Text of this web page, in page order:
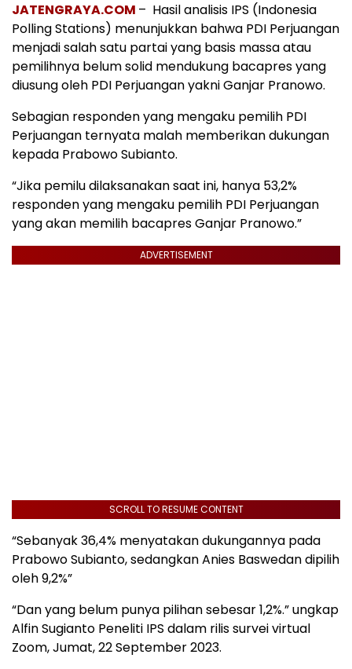
JATENGRAYA.COM – Hasil analisis IPS (Indonesia
Polling Stations) menunjukkan bahwa PDI Perjuangan
menjadi salah satu partai yang basis massa atau
pemilihnya belum solid mendukung bacapres yang
diusung oleh PDI Perjuangan yakni Ganjar Pranowo.
Sebagian responden yang mengaku pemilih PDI
Perjuangan ternyata malah memberikan dukungan
kepada Prabowo Subianto.
“Jika pemilu dilaksanakan saat ini, hanya 53,2%
responden yang mengaku pemilih PDI Perjuangan
yang akan memilih bacapres Ganjar Pranowo.”
ADVERTISEMENT
SCROLL TO RESUME CONTENT
“Sebanyak 36,4% menyatakan dukungannya pada
Prabowo Subianto, sedangkan Anies Baswedan dipilih
oleh 9,2%”
“Dan yang belum punya pilihan sebesar 1,2%.” ungkap
Alfin Sugianto Peneliti IPS dalam rilis survei virtual
Zoom, Jumat, 22 September 2023.